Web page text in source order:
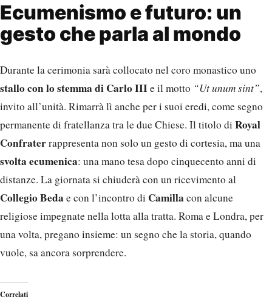
Ecumenismo e futuro: un
gesto che parla al mondo
Durante la cerimonia sarà collocato nel coro monastico uno
stallo con lo stemma di Carlo IIIe il motto “Ut unum sint”,
invito all’unità. Rimarrà lì anche per i suoi eredi, come segno
permanente di fratellanza tra le due Chiese. Il titolo di Royal
Confraterrappresenta non solo un gesto di cortesia, ma una
svolta ecumenica: una mano tesa dopo cinquecento anni di
distanze. La giornata si chiuderà con un ricevimento al
Collegio Beda e con l’incontro di Camilla con alcune
religiose impegnate nella lotta alla tratta. Roma e Londra, per
una volta, pregano insieme: un segno che la storia, quando
vuole, sa ancora sorprendere.
Correlati